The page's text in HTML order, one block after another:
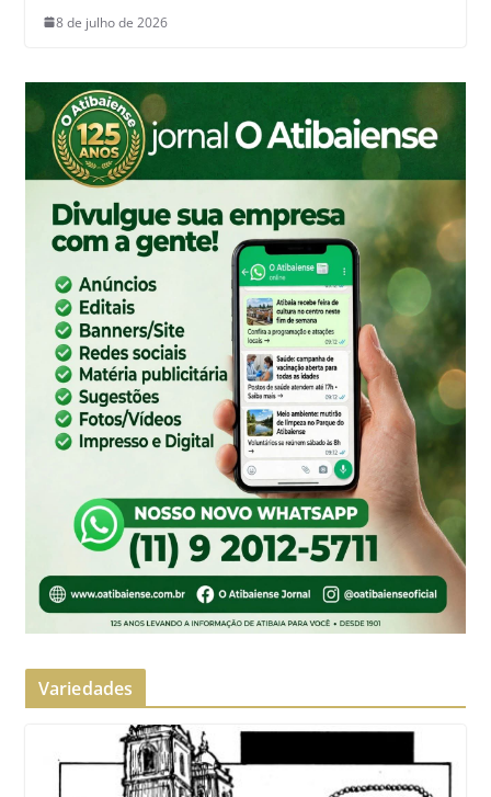
8 de julho de 2026
Variedades